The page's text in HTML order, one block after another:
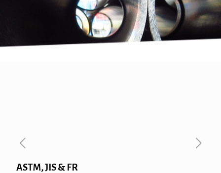
ASTM, JIS & FR